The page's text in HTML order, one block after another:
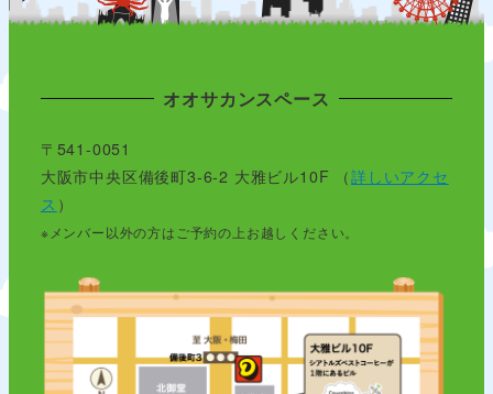
オオサカンスペース
〒541-0051
大阪市中央区備後町3-6-2 大雅ビル10F （詳しいアクセ
ス ）
※メンバー以外の方はご予約の上お越しください。